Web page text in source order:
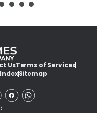
UsTerms of Services
IndexSitemap